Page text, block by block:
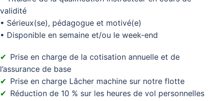
validité
• Sérieux(se), pédagogue et motivé(e)
• Disponible en semaine et/ou le week-end
Prise en charge de la cotisation annuelle et de
l’assurance de base
Prise en charge Lâcher machine sur notre flotte
Réduction de 10 % sur les heures de vol personnelles